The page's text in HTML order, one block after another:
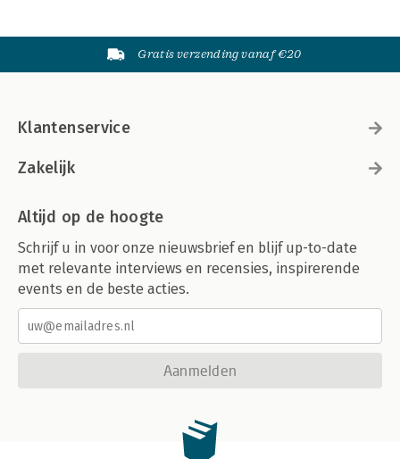
Gratis verzending vanaf €20
Klantenservice
Zakelijk
Altijd op de hoogte
Schrijf u in voor onze nieuwsbrief en blijf up-to-date
met relevante interviews en recensies, inspirerende
events en de beste acties.
Aanmelden